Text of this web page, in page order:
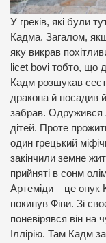
У греків, які були
Кадма. Загалом,
яку викрав
licet bovi тобто, що
Кадм розшукав
дракона й посадив
забрав. Одружився
дітей. Проте
один грецький
закінчили земне
прийняті в сонм
Артеміди – це онук
покинув Фіви. Зі
поневірявся він на
Іллірію. Там Кадм